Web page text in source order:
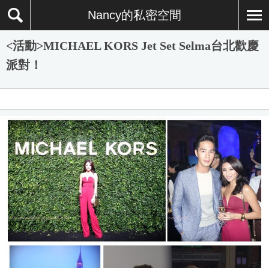
Nancy的私密空間
<活動>MICHAEL KORS Jet Set Selma台北歡慶
派對！